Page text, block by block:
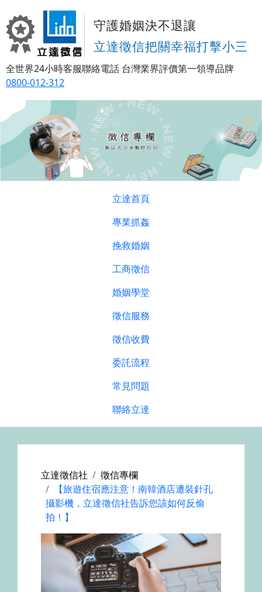
守護婚姻決不退讓
立達徵信把關幸福打擊小三
全世界24小時客服聯絡電話 台灣業界評價第一領導品牌
0800-012-312
立達首頁
專業抓姦
挽救婚姻
工商徵信
婚姻學堂
徵信服務
徵信收費
委託流程
常見問題
聯絡立達
立達徵信社
徵信專欄
【旅遊住宿應注意！南韓酒店遭裝針孔
攝影機，立達徵信社告訴您該如何反偷
拍！】